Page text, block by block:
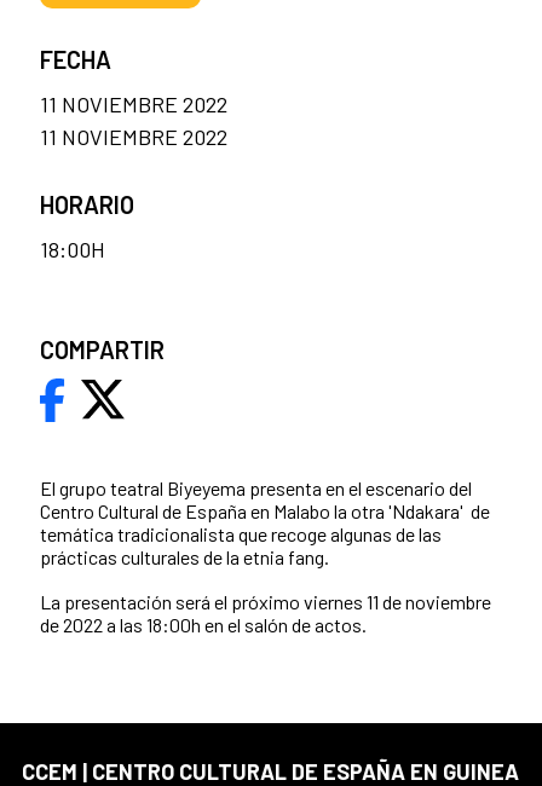
El grupo teatral Biyeyema presenta en el escenario del
Centro Cultural de España en Malabo la otra 'Ndakara' de
temática tradicionalista que recoge algunas de las
prácticas culturales de la etnia fang.
La presentación será el próximo viernes 11 de noviembre
de 2022 a las 18:00h en el salón de actos.
FECHA
11 NOVIEMBRE 2022
11 NOVIEMBRE 2022
HORARIO
18:00H
COMPARTIR
CCEM | CENTRO CULTURAL DE ESPAÑA EN GUINEA